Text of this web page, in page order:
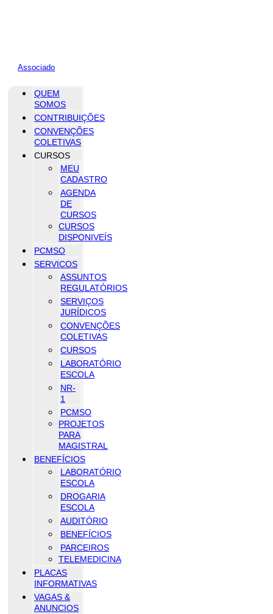
Associado
QUEM
SOMOS
CONTRIBUIÇÕES
CONVENÇÕES
COLETIVAS
CURSOS
MEU
CADASTRO
AGENDA
DE
CURSOS
CURSOS
DISPONIVEÍS
PCMSO
SERVICOS
ASSUNTOS
REGULATÓRIOS
SERVIÇOS
JURÍDICOS
CONVENÇÕES
COLETIVAS
CURSOS
LABORATÓRIO
ESCOLA
NR-
1
PCMSO
PROJETOS
PARA
MAGISTRAL
BENEFÍCIOS
LABORATÓRIO
ESCOLA
DROGARIA
ESCOLA
AUDITÓRIO
BENEFÍCIOS
PARCEIROS
TELEMEDICINA
PLACAS
INFORMATIVAS
VAGAS &
ANUNCIOS